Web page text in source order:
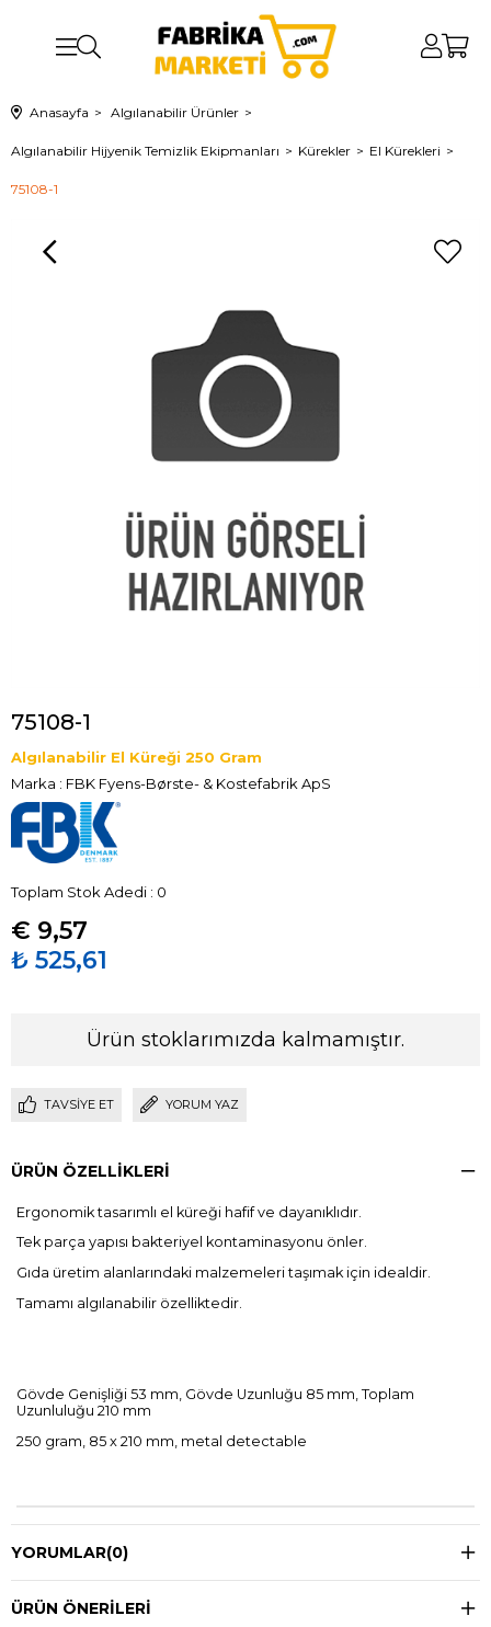
Anasayfa Algılanabilir Ürünler
Algılanabilir Hijyenik Temizlik Ekipmanları Kürekler El Kürekleri
75108-1
75108-1
Algılanabilir El Küreği 250 Gram
Marka : FBK Fyens-Børste- & Kostefabrik ApS
Toplam Stok Adedi : 0
€ 9,57
₺ 525,61
Ürün stoklarımızda kalmamıştır.
TAVSIYE ET YORUM YAZ
ÜRÜN ÖZELLIKLERI
Ergonomik tasarımlı el küreği hafif ve dayanıklıdır.
Tek parça yapısı bakteriyel kontaminasyonu önler.
Gıda üretim alanlarındaki malzemeleri taşımak için idealdir.
Tamamı algılanabilir özelliktedir.
Gövde Genişliği 53 mm, Gövde Uzunluğu 85 mm, Toplam
Uzunluluğu 210 mm
250 gram, 85 x 210 mm, metal detectable
YORUMLAR(0)
ÜRÜN ÖNERILERI